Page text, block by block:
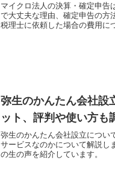
マイクロ法人の決算・確定申告
で大丈夫な理由、確定申告の方
税理士に依頼した場合の費用に
弥生のかんたん会社設
ット、評判や使い方も
弥生のかんたん会社設立につい
サービスなのかについて解説し
の生の声を紹介しています。